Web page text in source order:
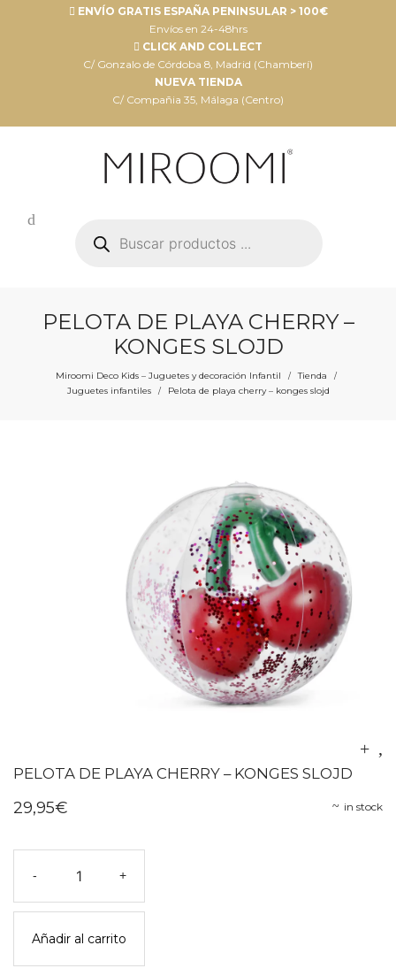
ENVÍO GRATIS ESPAÑA PENINSULAR > 100€
Envíos en 24-48hrs
CLICK AND COLLECT
C/ Gonzalo de Córdoba 8, Madrid (Chamberí)
NUEVA TIENDA
C/ Compañia 35, Málaga (Centro)
productos
PELOTA DE PLAYA CHERRY –
KONGES SLOJD
Miroomi Deco Kids – Juguetes y decoración Infantil / Tienda /
Juguetes infantiles / Pelota de playa cherry – konges slojd
PELOTA DE PLAYA CHERRY – KONGES SLOJD
in stock
29,95€
-
playa
konges
+
Añadir al carrito